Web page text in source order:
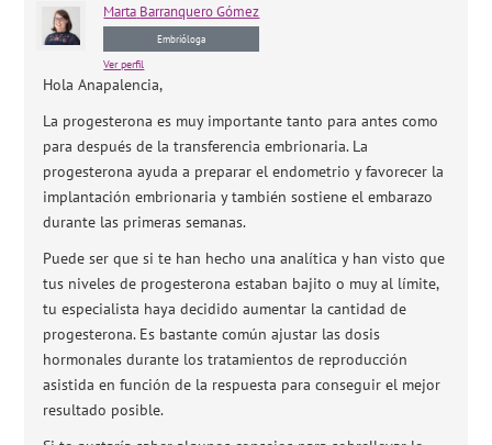
Marta Barranquero Gómez
Embrióloga
Ver perfil
Hola Anapalencia,
La progesterona es muy importante tanto para antes como
para después de la transferencia embrionaria. La
progesterona ayuda a preparar el endometrio y favorecer la
implantación embrionaria y también sostiene el embarazo
durante las primeras semanas.
Puede ser que si te han hecho una analítica y han visto que
tus niveles de progesterona estaban bajito o muy al límite,
tu especialista haya decidido aumentar la cantidad de
progesterona. Es bastante común ajustar las dosis
hormonales durante los tratamientos de reproducción
asistida en función de la respuesta para conseguir el mejor
resultado posible.